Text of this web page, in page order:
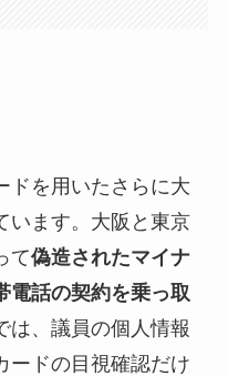
ドを用いたさらに大
います。大阪と東京
て偽造されたマイナ
電話の契約を乗っ取
は、議員の個人情報
ードの目視確認だけ